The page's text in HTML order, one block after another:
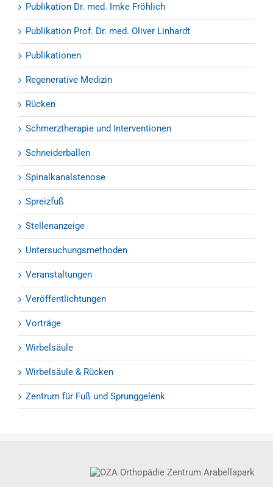
Publikation Dr. med. Imke Fröhlich
Publikation Prof. Dr. med. Oliver Linhardt
Publikationen
Regenerative Medizin
Rücken
Schmerztherapie und Interventionen
Schneiderballen
Spinalkanalstenose
Spreizfuß
Stellenanzeige
Untersuchungsmethoden
Veranstaltungen
Veröffentlichtungen
Vorträge
Wirbelsäule
Wirbelsäule & Rücken
Zentrum für Fuß und Sprunggelenk